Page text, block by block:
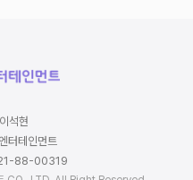
석현
터테인먼트
88-00319